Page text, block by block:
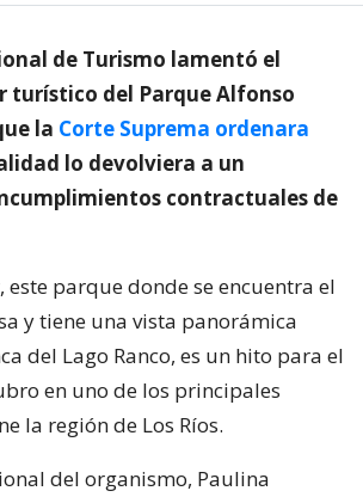
de Turismo lamentó el
turístico del Parque Alfonso
la Corte Suprema ordenara
lo devolviera a un
contractuales de
este parque donde se encuentra el
y tiene una vista panorámica
del Lago Ranco, es un hito para el
en uno de los principales
la región de Los Ríos.
del organismo, Paulina